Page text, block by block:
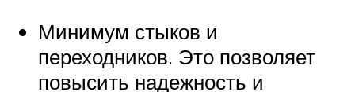
Минимум стыков и
переходников. Это позволяет
повысить надежность и